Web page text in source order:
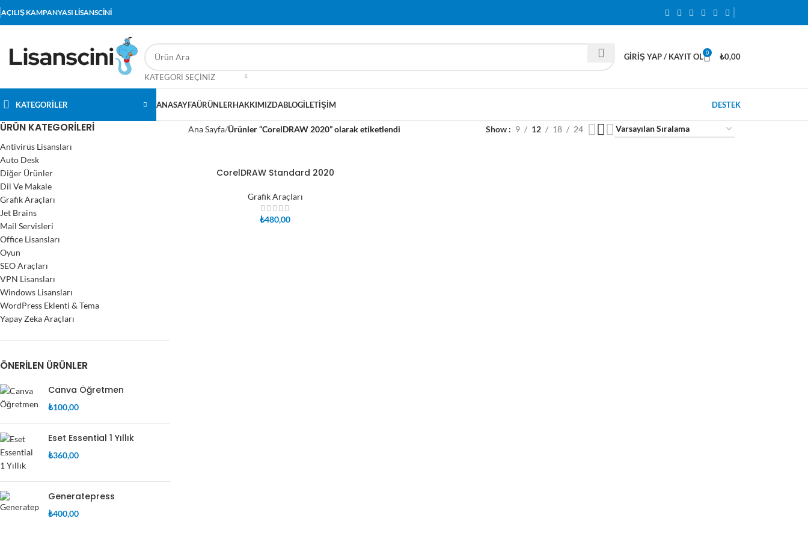
AÇILIŞ KAMPANYASI LİSANSCİNİ
KATEGORI SEÇINIZ
GIRIŞ YAP / KAYIT OL 0 ₺0,00
KATEGORİLER ANASAYFAÜRÜNLERHAKKIMIZDABLOGİLETIŞIM DESTEK
ÜRÜN KATEGORILERI
Antivirüs Lisansları
Auto Desk
Diğer Ürünler
Dil Ve Makale
Grafik Araçları
Jet Brains
Mail Servisleri
Office Lisansları
Oyun
SEO Araçları
VPN Lisansları
Windows Lisansları
WordPress Eklenti & Tema
Yapay Zeka Araçları
ÖNERILEN ÜRÜNLER
Canva Öğretmen
₺100,00
Eset Essential 1 Yıllık
₺360,00
Generatepress
₺400,00
Ana Sayfa Ürünler “CorelDRAW 2020” olarak etiketlendi Show 9 12 18 24
SEPETE EKLECorelDRAW Standard 2020
Grafik Araçları
₺480,00